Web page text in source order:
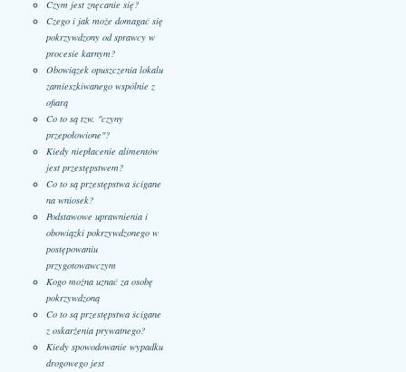
Czym jest znęcanie się?
Czego i jak może domagać się
pokrzywdzony od sprawcy w
procesie karnym?
Obowiązek opuszczenia lokalu
zamieszkiwanego wspólnie z
ofiarą
Co to są tzw. "czyny
przepołowione"?
Kiedy niepłacenie alimentów
jest przestępstwem?
Co to są przestępstwa ścigane
na wniosek?
Podstawowe uprawnienia i
obowiązki pokrzywdzonego w
postępowaniu
przygotowawczym
Kogo można uznać za osobę
pokrzywdzoną
Co to są przestępstwa ścigane
z oskarżenia prywatnego?
Kiedy spowodowanie wypadku
drogowego jest